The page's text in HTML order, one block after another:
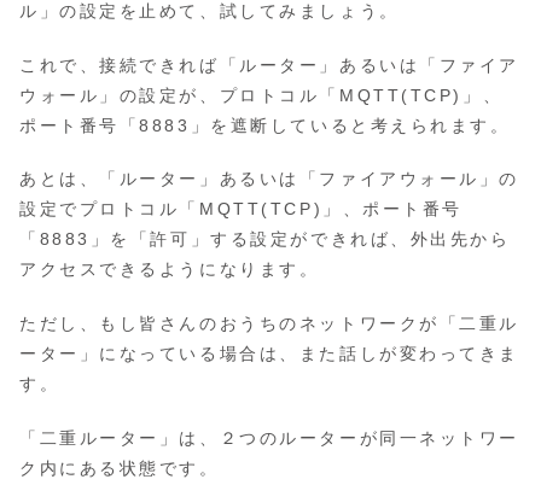
ル」の設定を止めて、試してみましょう。
これで、接続できれば「ルーター」あるいは「ファイア
ウォール」の設定が、プロトコル「MQTT(TCP)」、
ポート番号「8883」を遮断していると考えられます。
あとは、「ルーター」あるいは「ファイアウォール」の
設定でプロトコル「MQTT(TCP)」、ポート番号
「8883」を「許可」する設定ができれば、外出先から
アクセスできるようになります。
ただし、もし皆さんのおうちのネットワークが「二重ル
ーター」になっている場合は、また話しが変わってきま
す。
「二重ルーター」は、２つのルーターが同一ネットワー
ク内にある状態です。